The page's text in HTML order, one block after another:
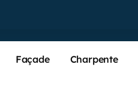
Façade Charpente